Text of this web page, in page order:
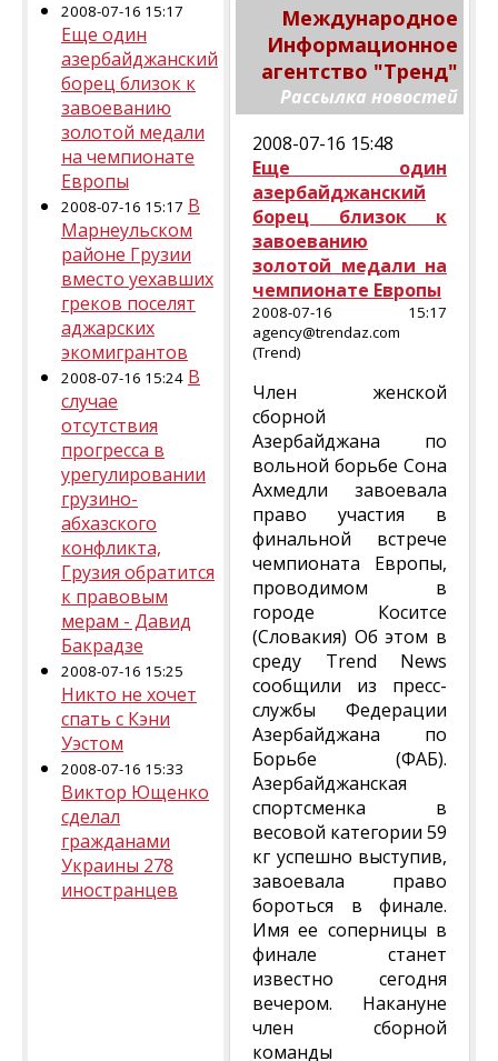
2008-07-16 15:17
Еще один
азербайджанский
борец близок к
завоеванию
золотой медали
на чемпионате
Европы
2008-07-16 15:17 В
Марнеульском
районе Грузии
вместо уехавших
греков поселят
аджарских
экомигрантов
2008-07-16 15:24 В
случае
отсутствия
прогресса в
урегулировании
грузино-
абхазского
конфликта,
Грузия обратится
к правовым
мерам - Давид
Бакрадзе
2008-07-16 15:25
Никто не хочет
спать с Кэни
Уэстом
2008-07-16 15:33
Виктор Ющенко
сделал
гражданами
Украины 278
иностранцев
Международное
Информационное
агентство "Тренд"
Рассылка новостей
2008-07-16 15:48
Еще один
азербайджанский
борец близок к
завоеванию
золотой медали на
чемпионате Европы
2008-07-16 15:17
agency@trendaz.com
(Trend)
Член женской
сборной
Азербайджана по
вольной борьбе Сона
Ахмедли завоевала
право участия в
финальной встрече
чемпионата Европы,
проводимом в
городе Коситсе
(Словакия) Об этом в
среду Trend News
сообщили из пресс-
службы Федерации
Азербайджана по
Борьбе (ФАБ).
Азербайджанская
спортсменка в
весовой категории 59
кг успешно выступив,
завоевала право
бороться в финале.
Имя ее соперницы в
финале станет
известно сегодня
вечером. Накануне
член сборной
команды